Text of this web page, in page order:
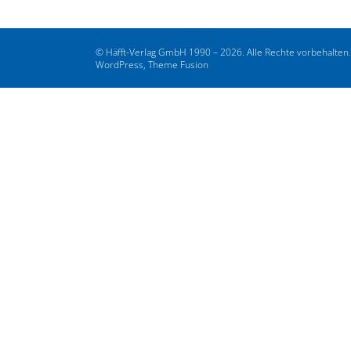
© Häfft-Verlag GmbH 1990 – 2026. Alle Rechte vorbehalten.
WordPress, Theme Fusion